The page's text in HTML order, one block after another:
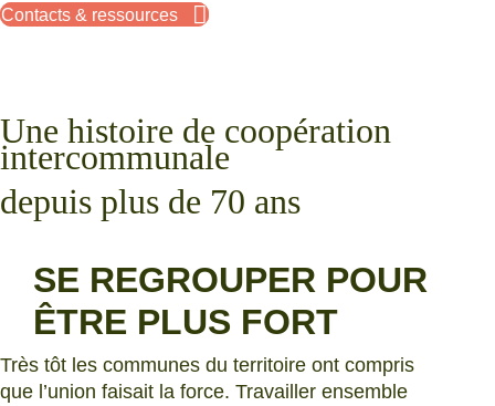
Contacts & ressources
Une histoire de coopération
intercommunale
depuis plus de 70 ans
SE REGROUPER POUR
ÊTRE PLUS FORT
Très tôt les communes du territoire ont compris
que l’union faisait la force. Travailler ensemble